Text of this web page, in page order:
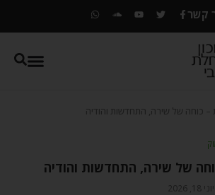
קשר
כוחה של שירה, התחדשות והודיה
של שירה, התחדשות והודיה
יוני 18, 2026